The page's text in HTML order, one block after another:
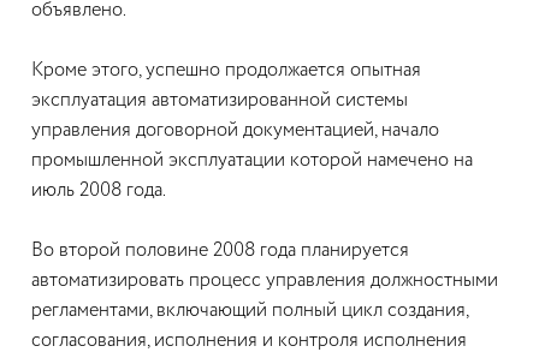
объявлено.
Кроме этого, успешно продолжается опытная
эксплуатация автоматизированной системы
управления договорной документацией, начало
промышленной эксплуатации которой намечено на
июль 2008 года.
Во второй половине 2008 года планируется
автоматизировать процесс управления должностными
регламентами, включающий полный цикл создания,
согласования, исполнения и контроля исполнения